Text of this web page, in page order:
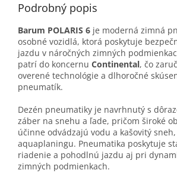
Podrobný popis
Barum POLARIS 6 je moderná zimná
osobné vozidlá, ktorá poskytuje
jazdu v náročných zimných
patrí do koncernu Continental, čo
overené technológie a dlhoročné
pneumatík.
Dezén pneumatiky je navrhnutý s
záber na snehu a ľade, pričom široké
účinne odvádzajú vodu a kašovitý
aquaplaningu. Pneumatika poskytuje
riadenie a pohodlnú jazdu aj pri
zimných podmienkach.